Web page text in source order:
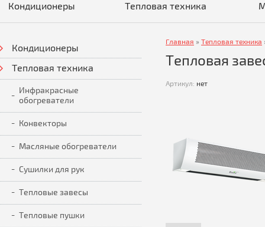
Кондиционеры Тепловая техника
Кондиционеры
Тепловая техника
Инфракрасные
обогреватели
Конвекторы
Масляные обогреватели
Сушилки для рук
Тепловые завесы
Тепловые пушки
Главная » Тепловая техника
Тепловая
Артикул: нет